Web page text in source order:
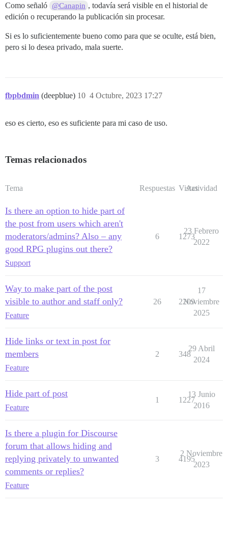
Como señaló @Canapin , todavía será visible en el historial de
edición o recuperando la publicación sin procesar.
Si es lo suficientemente bueno como para que se oculte, está bien,
pero si lo desea privado, mala suerte.
fbpbdmin (deepblue) 4 Octubre, 2023 17:27
10
eso es cierto, eso es suficiente para mi caso de uso.
Temas relacionados
Tema Respuestas Vistas
Actividad
Is there an option to hide part of
the post from users which aren't
moderators/admins? Also – any
good RPG plugins out there?
Support
6 1273
23 Febrero
2022
Way to make part of the post
visible to author and staff only?
Feature
26 2209
17
Noviembre
2025
Hide links or text in post for
members
Feature
2 348
29 Abril
2024
Hide part of post
Feature
1 1227
13 Junio
2016
Is there a plugin for Discourse
forum that allows hiding and
replying privately to unwanted
comments or replies?
Feature
3 4195
2 Noviembre
2023